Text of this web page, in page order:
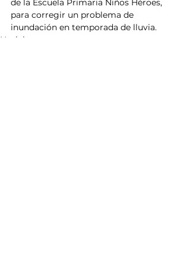
de la Escuela Primaria Niños Héroes,
para corregir un problema de
inundación en temporada de lluvia.
Noticias